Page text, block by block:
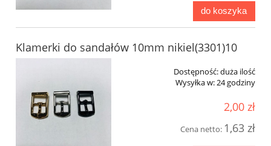
do koszyka
Klamerki do sandałów 10mm nikiel(3301)10
Dostępność:duża ilość
Wysyłka w:24 godziny
2,00 zł
Cena netto: 1,63 zł